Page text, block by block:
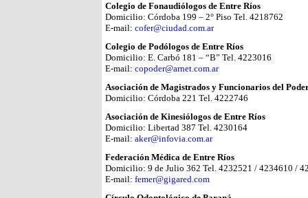
Colegio de Fonaudiólogos de Entre Ríos
Domicilio: Córdoba 199 – 2° Piso Tel. 4218762
E-mail: cofer@ciudad.com.ar
Colegio de Podólogos de Entre Ríos
Domicilio: E. Carbó 181 – “B” Tel. 4223016
E-mail: copoder@arnet.com.ar
Asociación de Magistrados y Funcionarios del
Domicilio: Córdoba 221 Tel. 4222746
Asociación de Kinesiólogos de Entre Ríos
Domicilio: Libertad 387 Tel. 4230164
E-mail: aker@infovia.com.ar
Federación Médica de Entre Ríos
Domicilio: 9 de Julio 362 Tel. 4232521 / 4234610 /
E-mail: femer@gigared.com